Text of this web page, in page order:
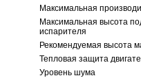
Максимальная
Максимальная высота
испарителя
Рекомендуемая высота
Тепловая защита
Уровень шума